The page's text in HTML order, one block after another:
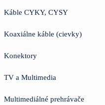
Káble CYKY, CYSY
Koaxiálne káble (cievky)
Konektory
TV a Multimedia
Multimediálné prehrávače